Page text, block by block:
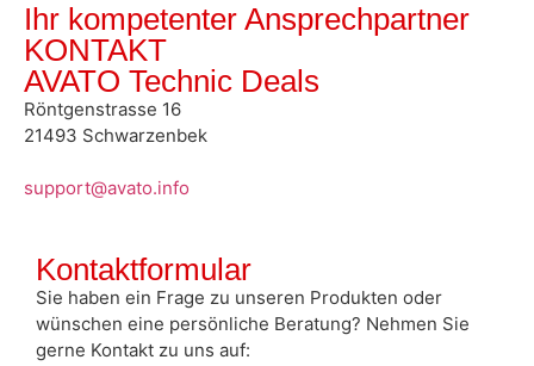
Ihr kompetenter Ansprechpartner
KONTAKT
AVATO Technic Deals
Röntgenstrasse 16
21493 Schwarzenbek
support@avato.info
Kontaktformular
Sie haben ein Frage zu unseren Produkten oder
wünschen eine persönliche Beratung? Nehmen Sie
gerne Kontakt zu uns auf: